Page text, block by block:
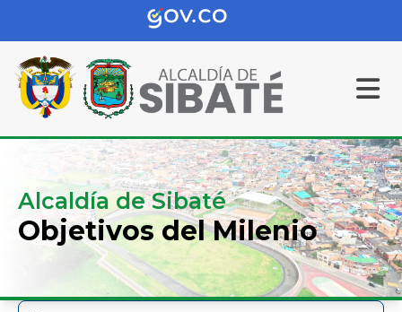
Alcaldía de Sibaté
Objetivos del Milenio